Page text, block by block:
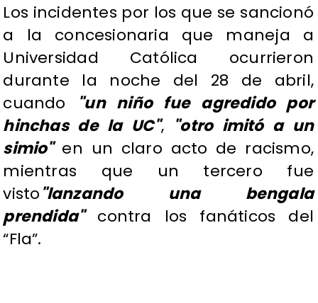
Los incidentes por los que se sancionó
a la concesionaria que maneja a
Universidad Católica ocurrieron
durante la noche del 28 de abril,
cuando
"un niño fue agredido por
hinchas de la UC", "otro imitó a un
simio"en un claro acto de racismo,
mientras que un tercero fue
visto"lanzando una bengala
prendida"contra los fanáticos del
“Fla”.